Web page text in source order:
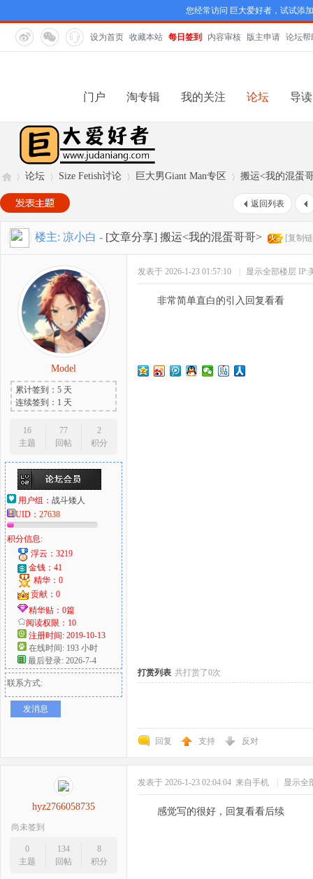
您经常访问 巨大爱好者，试试添
设为首页 收藏本站 每日签到 内容审核 版主申请 论坛帮
门户 淘专辑 我的关注 论坛 导读
巨
爱
好
»
论坛
›
Size Fetish讨论
›
巨大男Giant Man专区
›
搬运<我的混蛋
返回列表
楼主: 凉小白 - [文章分享] 搬运<我的混蛋哥哥> [复制
Model
累计签到：5 天
连续签到：1 天
16
主题
77
回帖
2
积分
用户组： 战斗矮人
UID： 27638
积分信息:
浮云：3219
金钱：41
精华：0
贡献：0
精华贴：0篇
阅读权限：10
注册时间: 2019-10-13
在线时间: 193 小时
最后登录: 2026-7-4
联系方式:
发消息
发表于 2026-1-23 01:57:10 显示全部楼层 IP:
非常简单直白的引入回复看看
打赏列表 共打赏了0次
回复 支持 反对
hyz2766058735
尚未签到
0
主题
134
回帖
8
积分
发表于 2026-1-23 02:04:04 来自手机 显示全
感觉写的很好，回复看看后续